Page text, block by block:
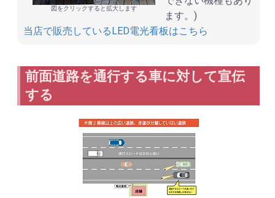
図をクリックすると拡大します
ます。)
当店で販売しているLED電光看板はこちら
前面道路を通行する車に対して宣伝
する